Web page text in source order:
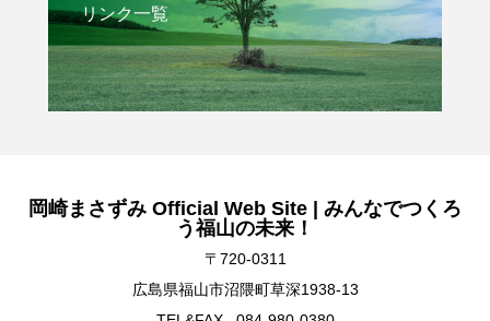
リンク一覧
岡崎まさずみ Official Web Site | みんなでつくろ
う福山の未来！
〒720-0311
広島県福山市沼隈町草深1938-13